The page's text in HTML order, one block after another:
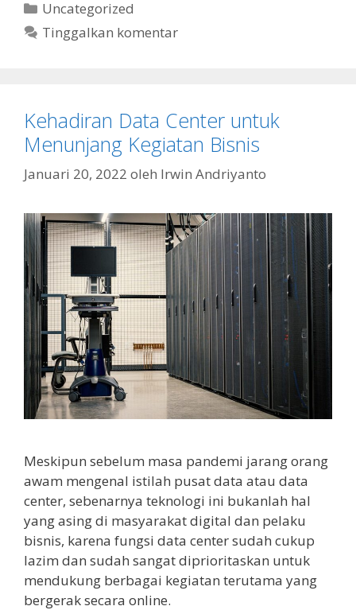
Kategori
Uncategorized
Tinggalkan komentar
Kehadiran Data Center untuk
Menunjang Kegiatan Bisnis
Januari 20, 2022 oleh Irwin Andriyanto
Meskipun sebelum masa pandemi jarang orang
awam mengenal istilah pusat data atau data
center, sebenarnya teknologi ini bukanlah hal
yang asing di masyarakat digital dan pelaku
bisnis, karena fungsi data center sudah cukup
lazim dan sudah sangat diprioritaskan untuk
mendukung berbagai kegiatan terutama yang
bergerak secara online.